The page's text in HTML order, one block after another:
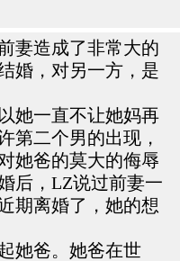
妻造成了非常大的
婚，对另一方，是
她一直不让她妈再
第二个男的出现，
她爸的莫大的侮辱
后，LZ说过前妻一
期离婚了，她的想
她爸。她爸在世